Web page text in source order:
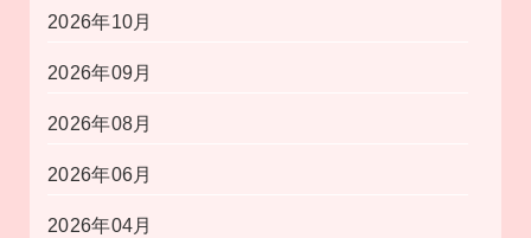
2026年10月
2026年09月
2026年08月
2026年06月
2026年04月